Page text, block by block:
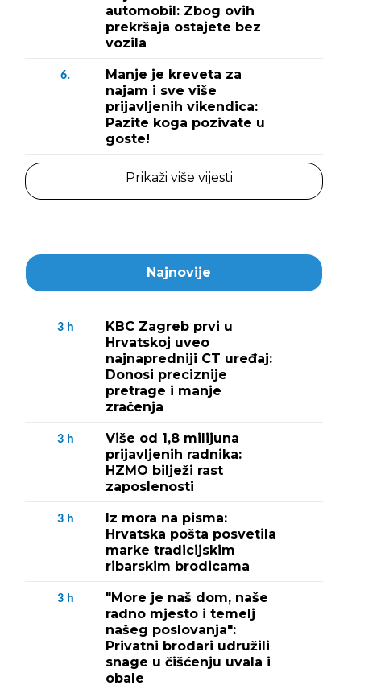
automobil: Zbog ovih
prekršaja ostajete bez
vozila
6.
Manje je kreveta za
najam i sve više
prijavljenih vikendica:
Pazite koga pozivate u
goste!
Prikaži više vijesti
Najnovije
3 h
KBC Zagreb prvi u
Hrvatskoj uveo
najnapredniji CT uređaj:
Donosi preciznije
pretrage i manje
zračenja
3 h
Više od 1,8 milijuna
prijavljenih radnika:
HZMO bilježi rast
zaposlenosti
3 h
Iz mora na pisma:
Hrvatska pošta posvetila
marke tradicijskim
ribarskim brodicama
3 h
"More je naš dom, naše
radno mjesto i temelj
našeg poslovanja":
Privatni brodari udružili
snage u čišćenju uvala i
obale